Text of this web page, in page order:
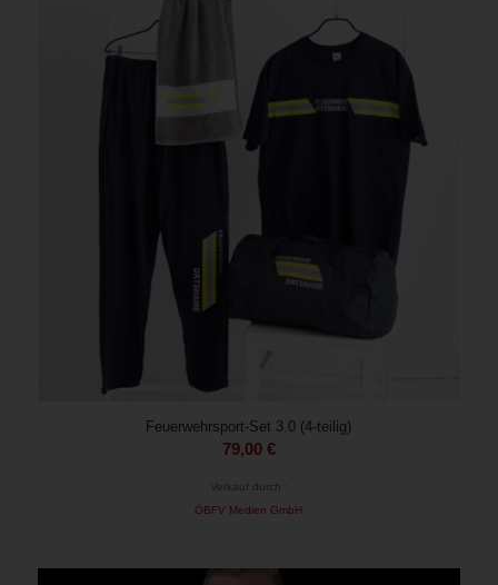
Feuerwehrsport-Set 3.0 (4-teilig)
79,00 €
Verkauf durch :
ÖBFV Medien GmbH